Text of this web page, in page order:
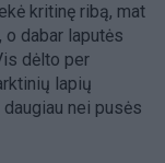
kritinę ribą, mat
dabar laputės
dėlto per
lapių
nei pusės